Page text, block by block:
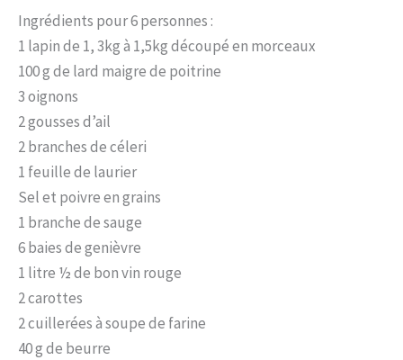
Ingrédients pour 6 personnes :
1 lapin de 1, 3kg à 1,5kg découpé en morceaux
100 g de lard maigre de poitrine
3 oignons
2 gousses d’ail
2 branches de céleri
1 feuille de laurier
Sel et poivre en grains
1 branche de sauge
6 baies de genièvre
1 litre ½ de bon vin rouge
2 carottes
2 cuillerées à soupe de farine
40 g de beurre